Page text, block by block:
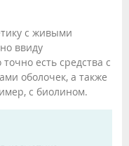
с живыми
ввиду
есть средства с
оболочек, а также
с биолином.